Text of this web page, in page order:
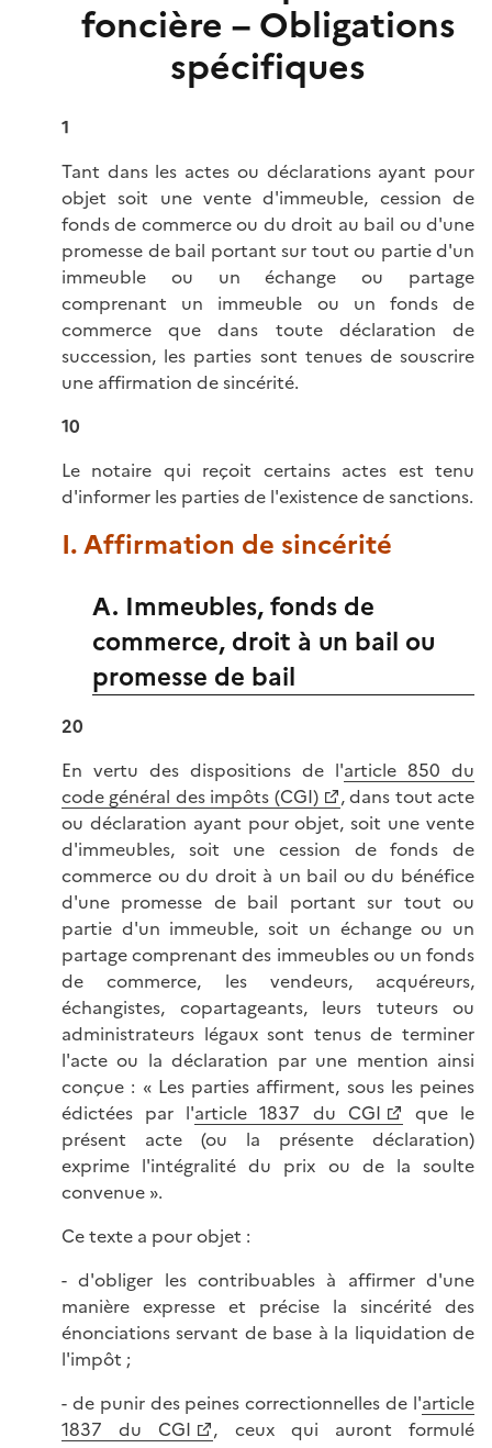
foncière – Obligations
spécifiques
1
Tant dans les actes ou déclarations ayant pour
objet soit une vente d'immeuble, cession de
fonds de commerce ou du droit au bail ou d'une
promesse de bail portant sur tout ou partie d'un
immeuble ou un échange ou partage
comprenant un immeuble ou un fonds de
commerce que dans toute déclaration de
succession, les parties sont tenues de souscrire
une affirmation de sincérité.
10
Le notaire qui reçoit certains actes est tenu
d'informer les parties de l'existence de sanctions.
I. Affirmation de sincérité
A. Immeubles, fonds de
commerce, droit à un bail ou
promesse de bail
20
En vertu des dispositions de l'article 850 du
code général des impôts (CGI)
, dans tout acte
ou déclaration ayant pour objet, soit une vente
d'immeubles, soit une cession de fonds de
commerce ou du droit à un bail ou du bénéfice
d'une promesse de bail portant sur tout ou
partie d'un immeuble, soit un échange ou un
partage comprenant des immeubles ou un fonds
de commerce, les vendeurs, acquéreurs,
échangistes, copartageants, leurs tuteurs ou
administrateurs légaux sont tenus de terminer
l'acte ou la déclaration par une mention ainsi
conçue : « Les parties affirment, sous les peines
édictées par l'article 1837 du CGI
que le
présent acte (ou la présente déclaration)
exprime l'intégralité du prix ou de la soulte
convenue ».
Ce texte a pour objet :
- d'obliger les contribuables à affirmer d'une
manière expresse et précise la sincérité des
énonciations servant de base à la liquidation de
l'impôt ;
- de punir des peines correctionnelles de l'article
1837 du CGI
, ceux qui auront formulé